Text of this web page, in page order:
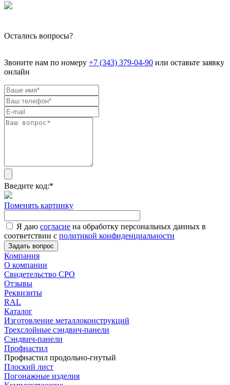
Остались вопросы?
Звоните нам по номеру +7 (343) 379-04-90 или оставьте заявку
онлайн
Введите код:*
Поменять картинку
Я даю согласие на обработку персональных данных в
соответствии с политикой конфиденциальности
Задать вопрос
Компания
О компании
Свидетельство СРО
Отзывы
Реквизиты
RAL
Каталог
Изготовление металлоконструкций
Трехслойные сэндвич-панели
Сэндвич-панели
Профнастил
Профнастил продольно-гнутый
Плоский лист
Погонажные изделия